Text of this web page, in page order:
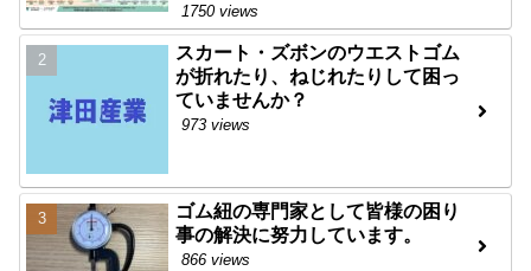
1750 views
スカート・ズボンのウエストゴム
が折れたり、ねじれたりして困っ
ていませんか？
973 views
ゴム紐の専門家として皆様の困り
事の解決に努力しています。
866 views